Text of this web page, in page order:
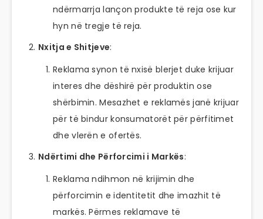
ndërmarrja lançon produkte të reja ose kur
hyn në tregje të reja.
Nxitja e Shitjeve:
Reklama synon të nxisë blerjet duke krijuar
interes dhe dëshirë për produktin ose
shërbimin. Mesazhet e reklamës janë krijuar
për të bindur konsumatorët për përfitimet
dhe vlerën e ofertës.
Ndërtimi dhe Përforcimi i Markës:
Reklama ndihmon në krijimin dhe
përforcimin e identitetit dhe imazhit të
markës. Përmes reklamave të